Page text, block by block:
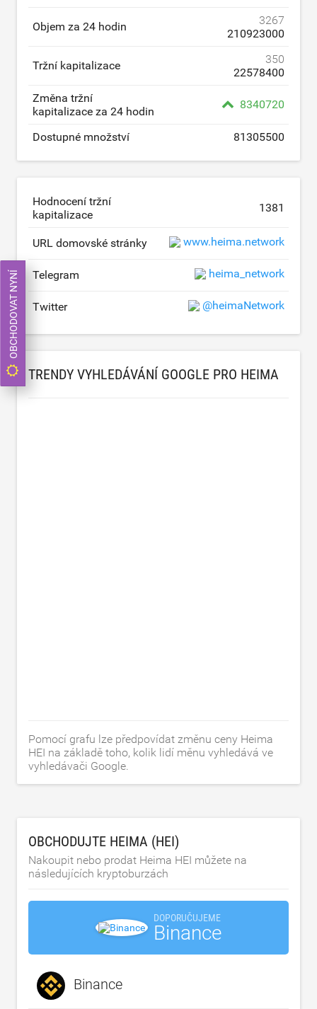
Objem za 24 hodin
3267
210923000
Tržní kapitalizace
350
22578400
Změna tržní
kapitalizace za 24 hodin
8340720
Dostupné množství 81305500
Hodnocení tržní
kapitalizace
1381
URL domovské stránky www.heima.network
Telegram heima_network
Twitter @heimaNetwork
TRENDY VYHLEDÁVÁNÍ GOOGLE PRO HEIMA
Pomocí grafu lze předpovídat změnu ceny Heima
HEI na základě toho, kolik lidí měnu vyhledává ve
vyhledávači Google.
OBCHODUJTE HEIMA (HEI)
Nakoupit nebo prodat Heima HEI můžete na
následujících kryptoburzách
DOPORUČUJEME
Binance
Binance
OBCHODOVAT NYNÍ